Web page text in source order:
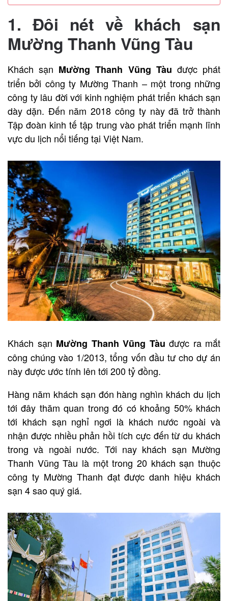
1. Đôi nét về khách sạn
Mường Thanh Vũng Tàu
Khách sạn Mường Thanh Vũng Tàu được phát
triển bởi công ty Mường Thanh – một trong những
công ty lâu đời với kinh nghiệm phát triển khách sạn
dày dặn. Đến năm 2018 công ty này đã trở thành
Tập đoàn kinh tế tập trung vào phát triển mạnh lĩnh
vực du lịch nổi tiếng tại Việt Nam.
Khách sạn Mường Thanh Vũng Tàu được ra mắt
công chúng vào 1/2013, tổng vốn đầu tư cho dự án
này được ước tính lên tới 200 tỷ đồng.
Hàng năm khách sạn đón hàng nghìn khách du lịch
tới đây thăm quan trong đó có khoảng 50% khách
tới khách sạn nghỉ ngơi là khách nước ngoài và
nhận được nhiều phản hồi tích cực đến từ du khách
trong và ngoài nước. Tới nay khách sạn Mường
Thanh Vũng Tàu là một trong 20 khách sạn thuộc
công ty Mường Thanh đạt được danh hiệu khách
sạn 4 sao quý giá.